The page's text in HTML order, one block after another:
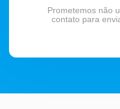
Prometemos não
contato para